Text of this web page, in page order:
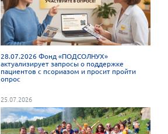
28.07.2026 Фонд «ПОДСОЛНУХ»
актуализирует запросы о поддержке
пациентов с псориазом и просит пройти
опрос
25.07.2026